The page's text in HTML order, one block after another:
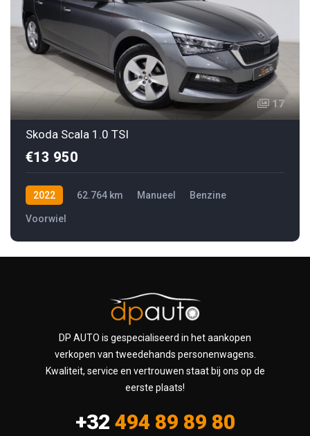
17
Skoda Scala 1.0 TSI
€13 950
2022 62.764 km Manueel Benzine
Voorwiel
DP AUTO is gespecialiseerd in het aankopen
verkopen van tweedehands personenwagens.
Kwaliteit, service en vertrouwen staat bij ons op de
eerste plaats!
+32 494 89 89 80